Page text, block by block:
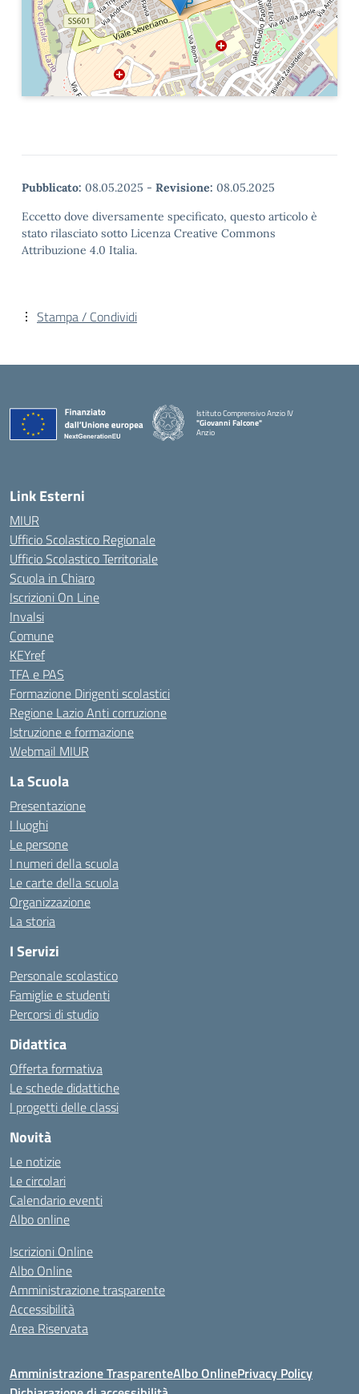
Pubblicato: 08.05.2025 - Revisione: 08.05.2025
Eccetto dove diversamente specificato, questo articolo è
stato rilasciato sotto Licenza Creative Commons
Attribuzione 4.0 Italia.
Stampa / Condividi
Istituto Comprensivo Anzio IV
"Giovanni Falcone"
Anzio
Link Esterni
MIUR
Ufficio Scolastico Regionale
Ufficio Scolastico Territoriale
Scuola in Chiaro
Iscrizioni On Line
Invalsi
Comune
KEYref
TFA e PAS
Formazione Dirigenti scolastici
Regione Lazio Anti corruzione
Istruzione e formazione
Webmail MIUR
La Scuola
Presentazione
I luoghi
Le persone
I numeri della scuola
Le carte della scuola
Organizzazione
La storia
I Servizi
Personale scolastico
Famiglie e studenti
Percorsi di studio
Didattica
Offerta formativa
Le schede didattiche
I progetti delle classi
Novità
Le notizie
Le circolari
Calendario eventi
Albo online
Iscrizioni Online
Albo Online
Amministrazione trasparente
Accessibilità
Area Riservata
Amministrazione TrasparenteAlbo OnlinePrivacy Policy